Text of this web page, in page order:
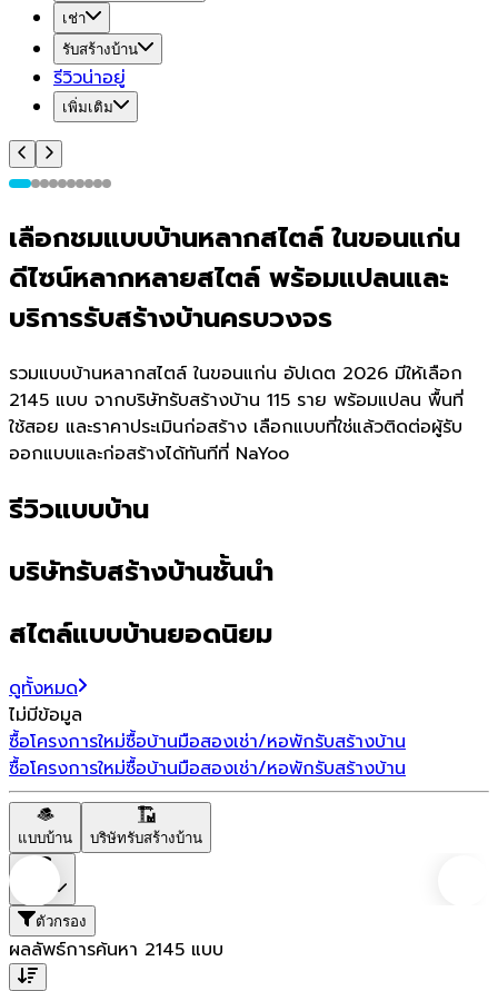
เช่า
รับสร้างบ้าน
รีวิวน่าอยู่
เพิ่มเติม
เลือกชมแบบบ้านหลากสไตล์ ในขอนแก่น
ดีไซน์หลากหลายสไตล์ พร้อมแปลนและ
บริการรับสร้างบ้านครบวงจร
รวมแบบบ้านหลากสไตล์ ในขอนแก่น อัปเดต 2026 มีให้เลือก
2145 แบบ จากบริษัทรับสร้างบ้าน 115 ราย พร้อมแปลน พื้นที่
ใช้สอย และราคาประเมินก่อสร้าง เลือกแบบที่ใช่แล้วติดต่อผู้รับ
ออกแบบและก่อสร้างได้ทันทีที่ NaYoo
รีวิวแบบบ้าน
บริษัทรับสร้างบ้านชั้นนำ
สไตล์แบบบ้านยอดนิยม
ดูทั้งหมด
ไม่มีข้อมูล
ซื้อโครงการใหม่ซื้อบ้านมือสองเช่า/หอพักรับสร้างบ้าน
ซื้อโครงการใหม่ซื้อบ้านมือสองเช่า/หอพักรับสร้างบ้าน
แบบบ้าน บริษัทรับสร้างบ้าน
ตัวกรอง
ผลลัพธ์การค้นหา 2145 แบบ